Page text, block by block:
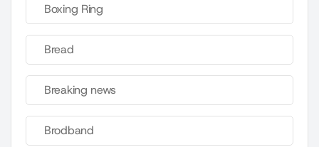
Boxing Ring
Bread
Breaking news
Brodband